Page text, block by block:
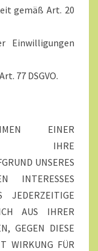
gemäß Art. 20
Einwilligungen
77 DSGVO.
EINER
IHRE
UNSERES
INTERESSES
AUS IHRER
GEGEN DIESE
WIRKUNG FÜR